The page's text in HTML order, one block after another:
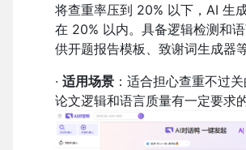
将查重率压到 20% 以下，AI 生
在 20% 以内。具备逻辑检测和
供开题报告模板、致谢词生成器等
· 适用场景 ：适合担心查重不过
论文逻辑和语言质量有一定要求